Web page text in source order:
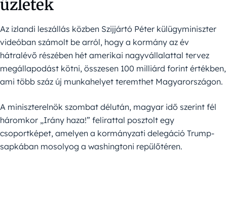
üzletek
Az izlandi leszállás közben Szijjártó Péter külügyminiszter
videóban számolt be arról, hogy a kormány az év
hátralévő részében hét amerikai nagyvállalattal tervez
megállapodást kötni, összesen 100 milliárd forint értékben,
ami több száz új munkahelyet teremthet Magyarországon.
A miniszterelnök szombat délután, magyar idő szerint fél
háromkor „Irány haza!” felirattal posztolt egy
csoportképet, amelyen a kormányzati delegáció Trump-
sapkában mosolyog a washingtoni repülőtéren.